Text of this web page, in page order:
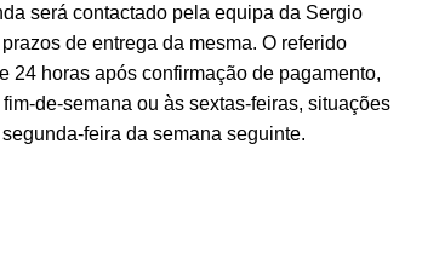
será contactado pela equipa da Sergio
de entrega da mesma. O referido
24 horas após confirmação de pagamento,
de-semana ou às sextas-feiras, situações
feira da semana seguinte.